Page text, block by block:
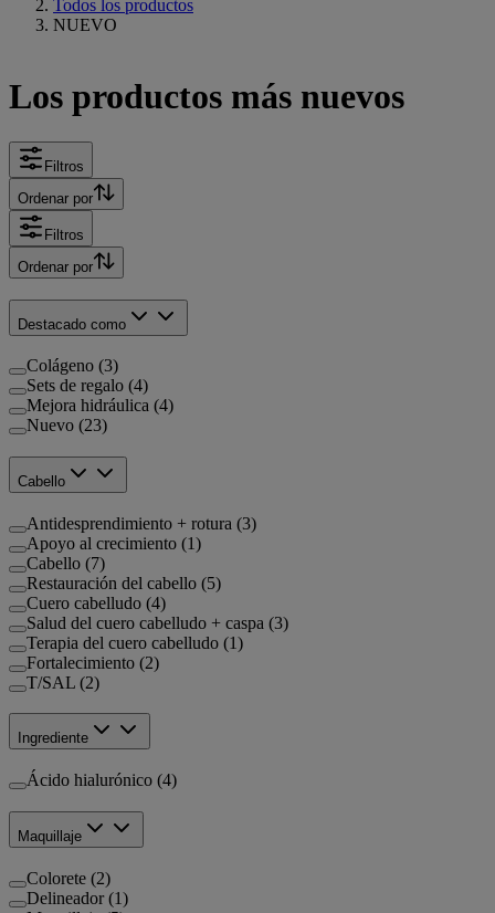
Todos los productos
NUEVO
Los productos más nuevos
Filtros
Ordenar por
Filtros
Ordenar por
Destacado como
Colágeno (3)
Sets de regalo (4)
Mejora hidráulica (4)
Nuevo (23)
Cabello
Antidesprendimiento + rotura (3)
Apoyo al crecimiento (1)
Cabello (7)
Restauración del cabello (5)
Cuero cabelludo (4)
Salud del cuero cabelludo + caspa (3)
Terapia del cuero cabelludo (1)
Fortalecimiento (2)
T/SAL (2)
Ingrediente
Ácido hialurónico (4)
Maquillaje
Colorete (2)
Delineador (1)